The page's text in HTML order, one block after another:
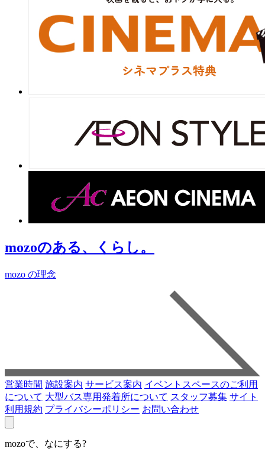
mozoのある、くらし。
mozo の理念
営業時間 施設案内 サービス案内 イベントスペースのご利用
について 大型バス専用発着所について スタッフ募集 サイト
利用規約 プライバシーポリシー お問い合わせ
mozoで、なにする?